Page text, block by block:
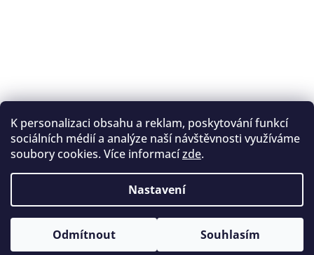
K personalizaci obsahu a reklam, poskytování funkcí
sociálních médií a analýze naší návštěvnosti využíváme
soubory cookies. Více informacízde.
Nastavení
Odmítnout Souhlasím
Sledovat na Instagramu
Registrace na lukostřelbu
I. Královský lukostřelecký klub
Český lukostřelecký svaz
Vytvořil ShoptetCopyright 2026
. Všechna práva vyhrazena.
Upravit nastavení cookies